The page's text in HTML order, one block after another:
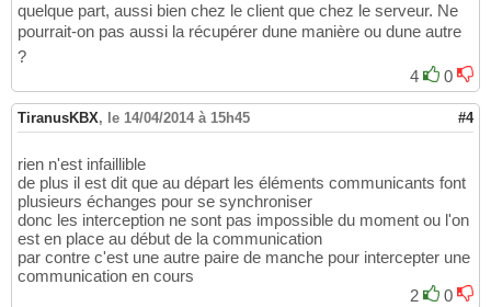
quelque part, aussi bien chez le client que chez le serveur. Ne
pourrait-on pas aussi la récupérer dune manière ou dune autre
?
4
0
TiranusKBX, le 14/04/2014 à 15h45 #4
rien n'est infaillible
de plus il est dit que au départ les éléments communicants font
plusieurs échanges pour se synchroniser
donc les interception ne sont pas impossible du moment ou l'on
est en place au début de la communication
par contre c'est une autre paire de manche pour intercepter une
communication en cours
2
0